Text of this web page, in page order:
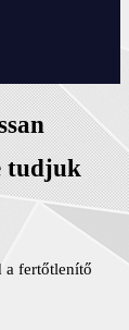
tudjuk
a fertőtlenítő